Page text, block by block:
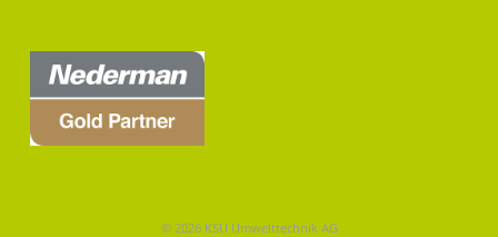
© 2026 KSU Umwelttechnik AG